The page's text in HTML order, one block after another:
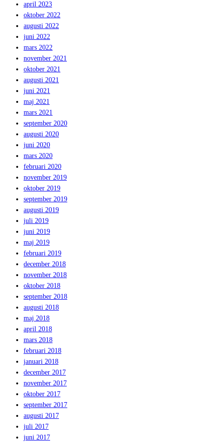
april 2023
oktober 2022
augusti 2022
juni 2022
mars 2022
november 2021
oktober 2021
augusti 2021
juni 2021
maj 2021
mars 2021
september 2020
augusti 2020
juni 2020
mars 2020
februari 2020
november 2019
oktober 2019
september 2019
augusti 2019
juli 2019
juni 2019
maj 2019
februari 2019
december 2018
november 2018
oktober 2018
september 2018
augusti 2018
maj 2018
april 2018
mars 2018
februari 2018
januari 2018
december 2017
november 2017
oktober 2017
september 2017
augusti 2017
juli 2017
juni 2017